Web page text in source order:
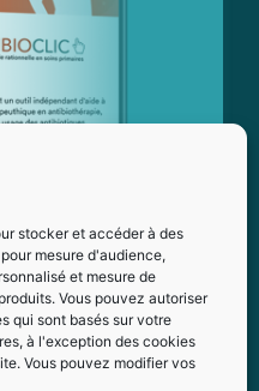
stocker et accéder à des
mesure d'audience,
et mesure de
Vous pouvez autoriser
qui sont basés sur votre
à l'exception des cookies
Vous pouvez modifier vos